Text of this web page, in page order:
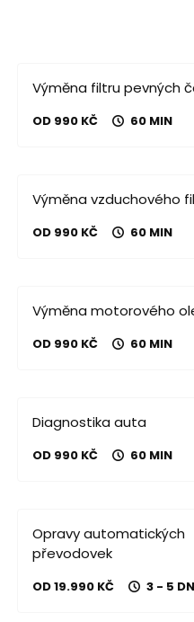
Výměna filtru pevných
OD 990 KČ 60 MIN
Výměna vzduchového
OD 990 KČ 60 MIN
Výměna motorového
OD 990 KČ 60 MIN
Diagnostika auta
OD 990 KČ 60 MIN
Opravy automatických
převodovek
OD 19.990 KČ 3 - 5